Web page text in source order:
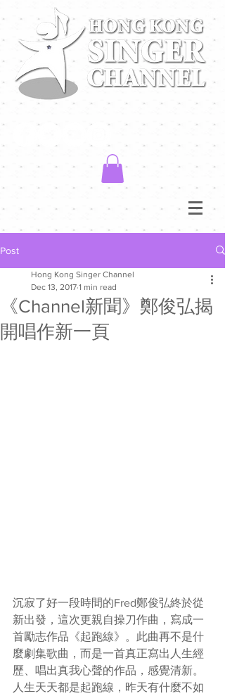
Post
《Channel新聞》鄭俊弘揭
開唱作新一頁
Hong Kong Singer Channel
Dec 13, 2017 1 min read
沉寂了好一段時間的Fred鄭俊弘終於從
新出發，這次更親自操刀作曲，寫成一
首勵志作品《起跑線》。此曲再不是什
麼劇集歌曲，而是一首真正寫出人生經
歷、唱出真我心聲的作品，感覺清新。
人生天天都是起跑線，昨天有什麼不如